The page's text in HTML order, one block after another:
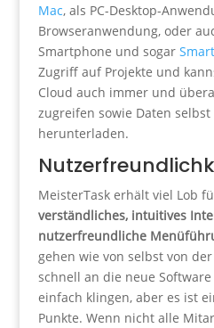
Mac, als PC-Desktop-
Browseranwendung, oder
Smartphone und sogar
Zugriff auf Projekte und
Cloud auch immer und
zugreifen sowie Daten
herunterladen.
MeisterTask erhält viel Lob
verständliches, intuitives
nutzerfreundliche
gehen wie von selbst von
schnell an die neue
einfach klingen, aber es ist
Punkte. Wenn nicht alle